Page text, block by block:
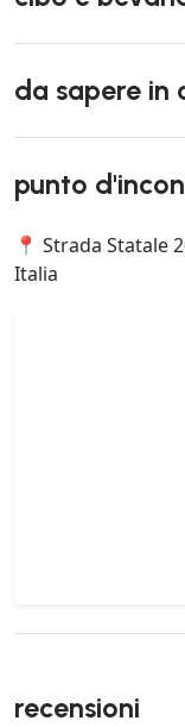
da sapere in
punto
📍 Strada Statale
Italia
recensioni